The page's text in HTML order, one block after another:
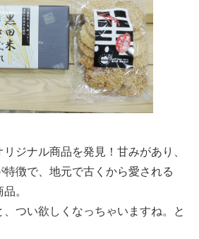
リジナル商品を発見！甘みがあり、
徴で、地元で古くから愛される
。
、つい欲しくなっちゃいますね。と